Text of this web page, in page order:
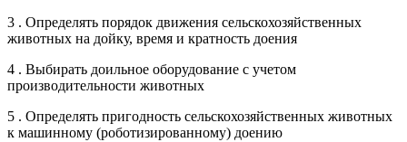
3 . Определять порядок движения сельскохозяйственных
животных на дойку, время и кратность доения
4 . Выбирать доильное оборудование с учетом
производительности животных
5 . Определять пригодность сельскохозяйственных животных
к машинному (роботизированному) доению